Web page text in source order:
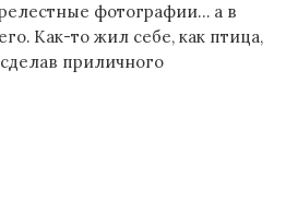
фотографии… а в
Как-то жил себе, как птица,
приличного